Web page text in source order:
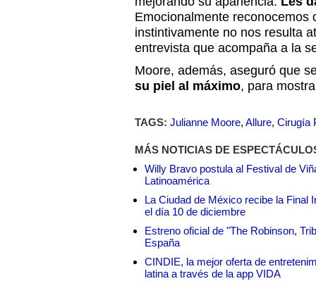
Emocionalmente reconocemos
instintivamente no nos resulta
entrevista que acompaña a la
Moore, además, aseguró que
su piel al máximo, para
TAGS: Julianne Moore, Allure, Cirugía
MÁS NOTICIAS DE
Willy Bravo postula al Festival de
Latinoamérica
La Ciudad de México recibe la Final
el día 10 de diciembre
Estreno oficial de "The Robinson,
España
CINDIE, la mejor oferta de
latina a través de la app VIDA